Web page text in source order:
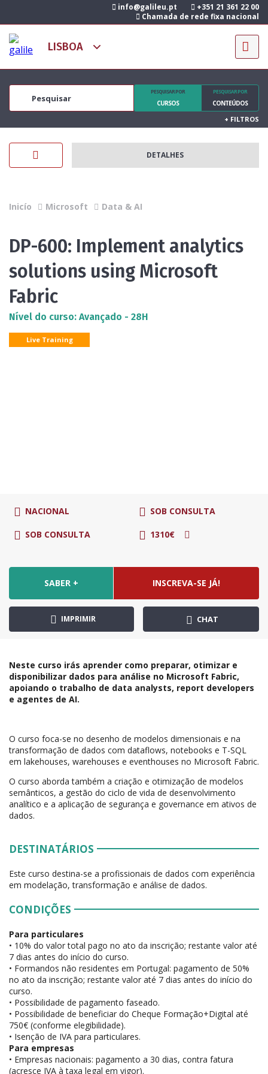
info@galileu.pt
+351 21 361 22 00
Chamada de rede fixa nacional
PESQUISAR POR
CURSOS
PESQUISAR POR
CONTEÚDOS
+ FILTROS
DETALHES
Inicío Microsoft Data & AI
DP-600: Implement analytics
solutions using Microsoft
Fabric
Nível do curso: Avançado - 28H
Live Training
NACIONAL SOB CONSULTA
SOB CONSULTA 1310€
SABER + INSCREVA-SE JÁ!
IMPRIMIR CHAT
Neste curso irás aprender como preparar, otimizar e
disponibilizar dados para análise no Microsoft Fabric,
apoiando o trabalho de data analysts, report developers
e agentes de AI.
O curso foca-se no desenho de modelos dimensionais e na
transformação de dados com dataflows, notebooks e T-SQL
em lakehouses, warehouses e eventhouses no Microsoft Fabric.
O curso aborda também a criação e otimização de modelos
semânticos, a gestão do ciclo de vida de desenvolvimento
analítico e a aplicação de segurança e governance em ativos de
dados.
DESTINATÁRIOS
Este curso destina-se a profissionais de dados com experiência
em modelação, transformação e análise de dados.
CONDIÇÕES
Para particulares
• 10% do valor total pago no ato da inscrição; restante valor até
7 dias antes do início do curso.
• Formandos não residentes em Portugal: pagamento de 50%
no ato da inscrição; restante valor até 7 dias antes do início do
curso.
• Possibilidade de pagamento faseado.
• Possibilidade de beneficiar do Cheque Formação+Digital até
750€ (conforme elegibilidade).
• Isenção de IVA para particulares.
Para empresas
• Empresas nacionais: pagamento a 30 dias, contra fatura
(acresce IVA à taxa legal em vigor).